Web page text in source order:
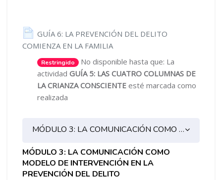
GUÍA 6: LA PREVENCIÓN DEL DELITO
COMIENZA EN LA FAMILIAPágina
Restringido
No disponible hasta que: La
actividad GUÍA 5: LAS CUATRO COLUMNAS DE
LA CRIANZA CONSCIENTE esté marcada como
realizada
MÓDULO 3: LA COMUNICACIÓN COMO MODELO DE INTERVENCIÓN EN LA PREVENCIÓN DEL DELITO
MÓDULO 3: LA COMUNICACIÓN COMO
MODELO DE INTERVENCIÓN EN LA
PREVENCIÓN DEL DELITO